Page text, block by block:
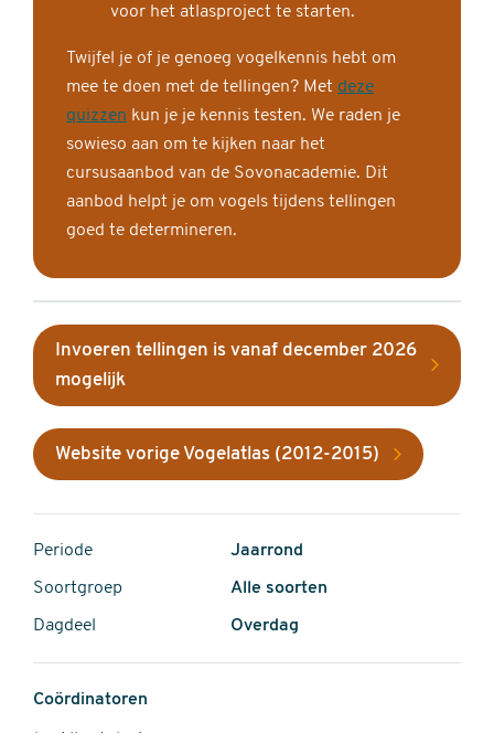
voor het atlasproject te starten.
Twijfel je of je genoeg vogelkennis hebt om
mee te doen met de tellingen? Met deze
quizzen kun je je kennis testen. We raden je
sowieso aan om te kijken naar het
cursusaanbod van de Sovonacademie. Dit
aanbod helpt je om vogels tijdens tellingen
goed te determineren.
Invoeren tellingen is vanaf december 2026
mogelijk
Website vorige Vogelatlas (2012-2015)
Periode Jaarrond
Soortgroep Alle soorten
Dagdeel Overdag
Coördinatoren